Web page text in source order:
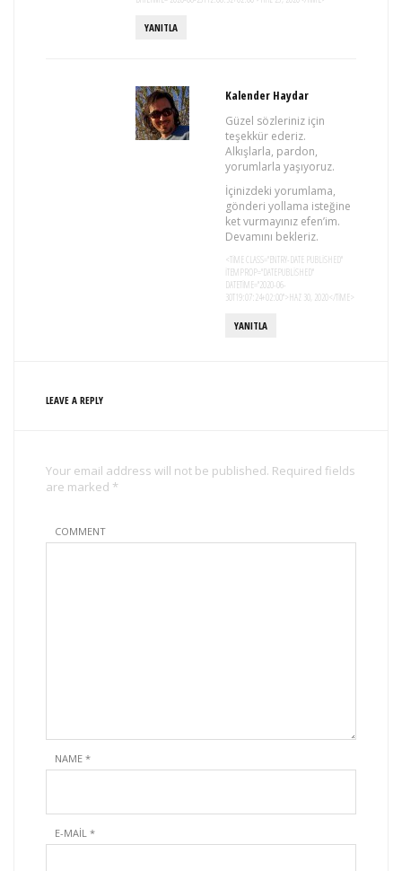
YANITLA
Kalender Haydar
Güzel sözleriniz için
teşekkür ederiz.
Alkışlarla, pardon,
yorumlarla yaşıyoruz.
İçinizdeki yorumlama,
gönderi yollama isteğine
ket vurmayınız efen’im.
Devamını bekleriz.
<TIME CLASS="ENTRY-DATE PUBLISHED"
ITEMPROP="DATEPUBLISHED"
DATETIME="2020-06-
30T19:07:24+02:00">HAZ 30, 2020</TIME>
YANITLA
LEAVE A REPLY
Your email address will not be published. Required fields
are marked *
COMMENT
NAME *
E-MAIL *